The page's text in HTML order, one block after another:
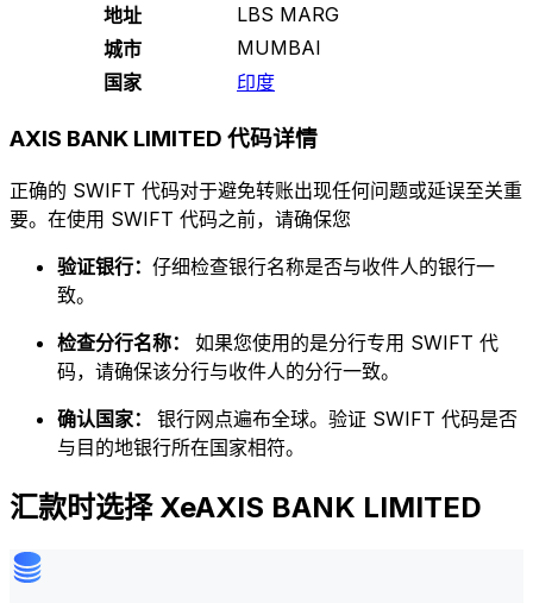
地址
LBS MARG
城市
MUMBAI
国家
印度
AXIS BANK LIMITED 代码详情
正确的 SWIFT 代码对于避免转账出现任何问题或延误至关重
要。在使用 SWIFT 代码之前，请确保您
验证银行： 仔细检查银行名称是否与收件人的银行一
致。
检查分行名称： 如果您使用的是分行专用 SWIFT 代
码，请确保该分行与收件人的分行一致。
确认国家： 银行网点遍布全球。验证 SWIFT 代码是否
与目的地银行所在国家相符。
汇款时选择 XeAXIS BANK LIMITED